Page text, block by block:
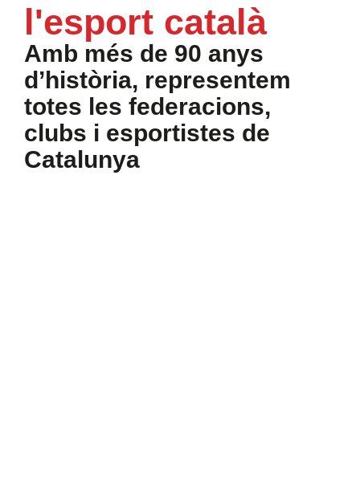
l'esport català
Amb més de 90 anys
d’història, representem
totes les federacions,
clubs i esportistes de
Catalunya